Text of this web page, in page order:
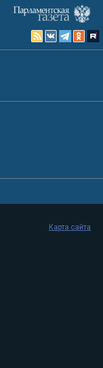
Карта сайта